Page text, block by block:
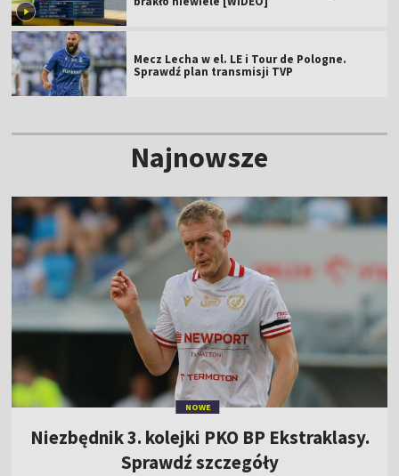
Mecz Lecha w el. LE i Tour de Pologne.
Sprawdź plan transmisji TVP
Najnowsze
NOWE
Niezbędnik 3. kolejki PKO BP Ekstraklasy.
Sprawdź szczegóły